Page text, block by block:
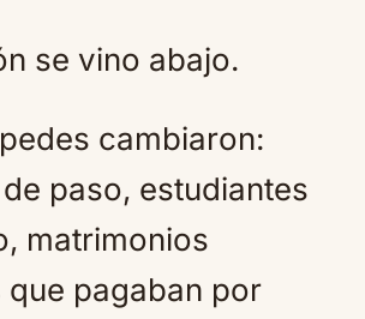
se vino abajo.
cambiaron:
paso, estudiantes
matrimonios
que pagaban por